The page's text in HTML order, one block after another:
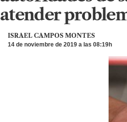
atender
ISRAEL CAMPOS MONTES
14 de noviembre de 2019 a las 08:19h